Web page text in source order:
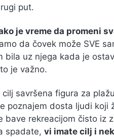
put.
je vreme da promeni
da čovek može SVE
bila uz njega kada je
je važno.
cilj savršena figura za
poznajem dosta ljudi koji
bave rekreacijom čisto iz
spadate, vi imate cilj i